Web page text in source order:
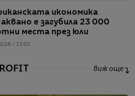
икономика
е загубила 23 000
места през юли
/ 13:01
виж още